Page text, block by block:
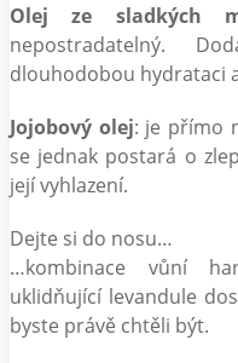
Olej ze sladkých
nepostradatelný.
dlouhodobou hydrataci
Jojobový olej: je přímo
se jednak postará o
její vyhlazení.
Dejte si do nosu…
…kombinace vůní
uklidňující levandule
byste právě chtěli být.